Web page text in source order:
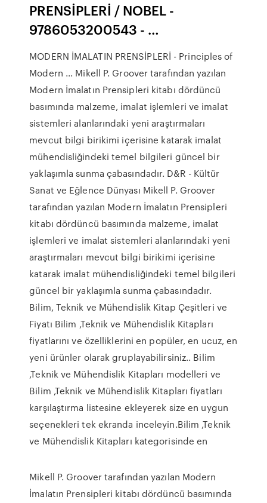
PRENSİPLERİ / NOBEL -
9786053200543 - …
MODERN İMALATIN PRENSİPLERİ - Principles of
Modern ... Mikell P. Groover tarafından yazılan
Modern İmalatın Prensipleri kitabı dördüncü
basımında malzeme, imalat işlemleri ve imalat
sistemleri alanlarındaki yeni araştırmaları
mevcut bilgi birikimi içerisine katarak imalat
mühendisliğindeki temel bilgileri güncel bir
yaklaşımla sunma çabasındadır. D&R - Kültür
Sanat ve Eğlence Dünyası Mikell P. Groover
tarafından yazılan Modern İmalatın Prensipleri
kitabı dördüncü basımında malzeme, imalat
işlemleri ve imalat sistemleri alanlarındaki yeni
araştırmaları mevcut bilgi birikimi içerisine
katarak imalat mühendisliğindeki temel bilgileri
güncel bir yaklaşımla sunma çabasındadır.
Bilim, Teknik ve Mühendislik Kitap Çeşitleri ve
Fiyatı Bilim ,Teknik ve Mühendislik Kitapları
fiyatlarını ve özelliklerini en popüler, en ucuz, en
yeni ürünler olarak gruplayabilirsiniz.. Bilim
,Teknik ve Mühendislik Kitapları modelleri ve
Bilim ,Teknik ve Mühendislik Kitapları fiyatları
karşılaştırma listesine ekleyerek size en uygun
seçenekleri tek ekranda inceleyin.Bilim ,Teknik
ve Mühendislik Kitapları kategorisinde en
Mikell P. Groover tarafından yazılan Modern
İmalatın Prensipleri kitabı dördüncü basımında